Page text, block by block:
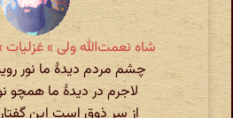
شاه نعمت‌الله ولی » غزلیات »
چشم مردم دیدهٔ ما نور
لاجرم در دیدهٔ ما همچو